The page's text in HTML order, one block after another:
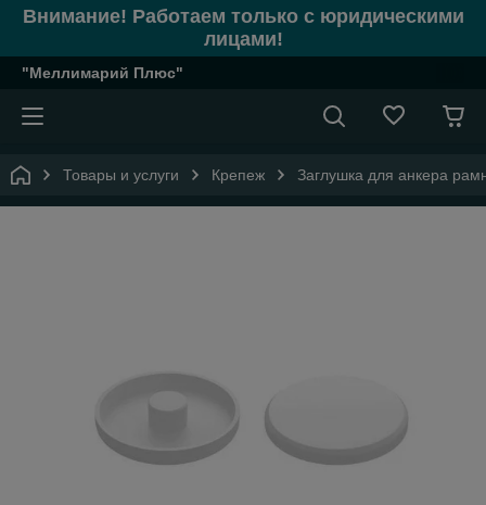
Внимание! Работаем только с юридическими
лицами!
"Меллимарий Плюс"
Товары и услуги Крепеж Заглушка для анкера